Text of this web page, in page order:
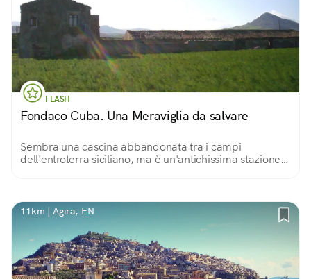
FLASH
Fondaco Cuba. Una Meraviglia da salvare
Sembra una cascina abbandonata tra i campi
dell'entroterra siciliano, ma è un'antichissima stazione
11km | Agira, EN